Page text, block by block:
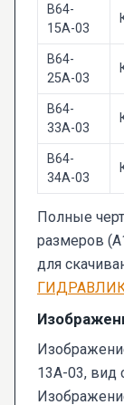
В64-
15А-03
В64-
25А-03
В64-
33А-03
В64-
34А-03
Полные
размеров
для
13А-03, вид